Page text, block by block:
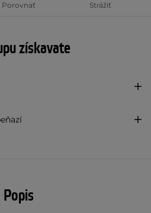
Porovnať Strážiť
získavate
Popis